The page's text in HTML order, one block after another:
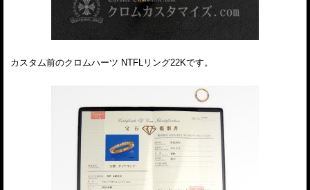
カスタム前のクロムハーツ NTFLリング22Kです。